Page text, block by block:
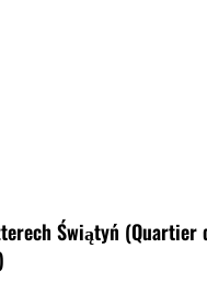
Świątyń (Quartier